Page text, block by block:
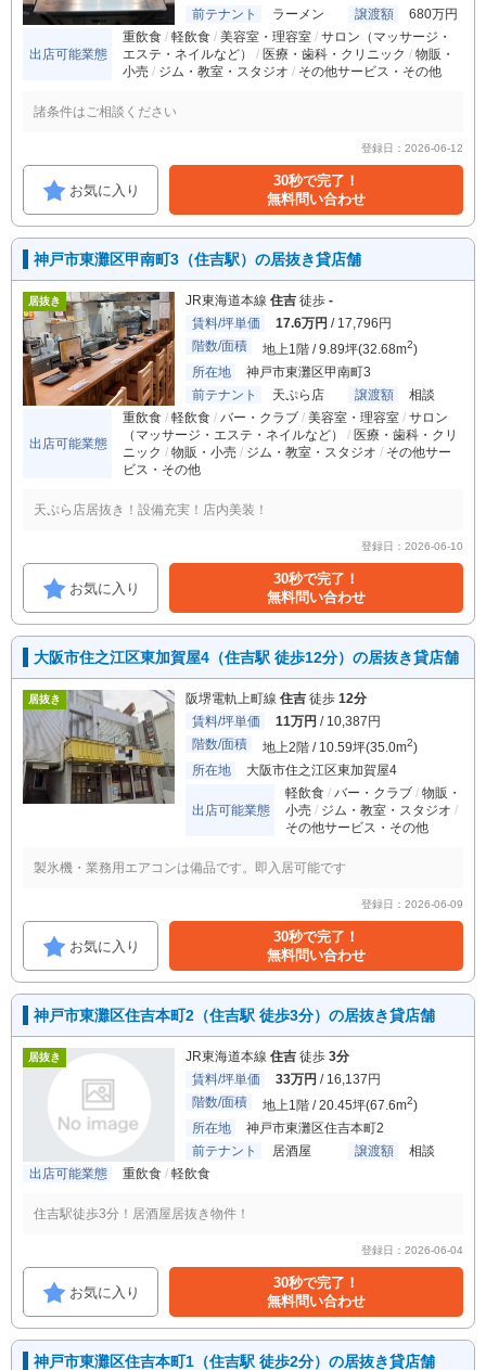
前テナント
ラーメン 譲渡額 680万円
出店可能業態
重飲食 軽飲食 美容室・理容室
サロン（マッサージ・
エステ・ネイルなど）
医療・歯科・クリニック
物販・
小売
ジム・教室・スタジオ その他サービス・その他
諸条件はご相談ください
登録日：2026-06-12
お気に入り
30秒で完了！
無料問い合わせ
神戸市東灘区甲南町3（住吉駅）の居抜き貸店舗
居抜き JR東海道本線 住吉 徒歩 -
賃料/坪単価
17.6万円 / 17,796円
階数/面積
地上1階 / 9.89坪(32.68m2)
所在地
神戸市東灘区甲南町3
前テナント
天ぷら店 譲渡額 相談
出店可能業態
重飲食 軽飲食 バー・クラブ 美容室・理容室
サロン
（マッサージ・エステ・ネイルなど）
医療・歯科・クリ
ニック
物販・小売 ジム・教室・スタジオ
その他サー
ビス・その他
天ぷら店居抜き！設備充実！店内美装！
登録日：2026-06-10
お気に入り
30秒で完了！
無料問い合わせ
大阪市住之江区東加賀屋4（住吉駅 徒歩12分）の居抜き貸店舗
居抜き 阪堺電軌上町線 住吉 徒歩 12分
賃料/坪単価
11万円 / 10,387円
階数/面積
地上2階 / 10.59坪(35.0m2)
所在地
大阪市住之江区東加賀屋4
出店可能業態
軽飲食 バー・クラブ
物販・
小売
ジム・教室・スタジオ
その他サービス・その他
製氷機・業務用エアコンは備品です。即入居可能です
登録日：2026-06-09
お気に入り
30秒で完了！
無料問い合わせ
神戸市東灘区住吉本町2（住吉駅 徒歩3分）の居抜き貸店舗
居抜き JR東海道本線 住吉 徒歩 3分
賃料/坪単価
33万円 / 16,137円
階数/面積
地上1階 / 20.45坪(67.6m2)
所在地
神戸市東灘区住吉本町2
前テナント
居酒屋 譲渡額
相談
出店可能業態
重飲食 軽飲食
住吉駅徒歩3分！居酒屋居抜き物件！
登録日：2026-06-04
お気に入り
30秒で完了！
無料問い合わせ
神戸市東灘区住吉本町1（住吉駅 徒歩2分）の居抜き貸店舗